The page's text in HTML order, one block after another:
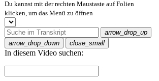
Du kannst mit der rechten Maustaste auf Folien
klicken, um das Menü zu öffnen
arrow_drop_up
arrow_drop_down
close_small
In diesem Video suchen: